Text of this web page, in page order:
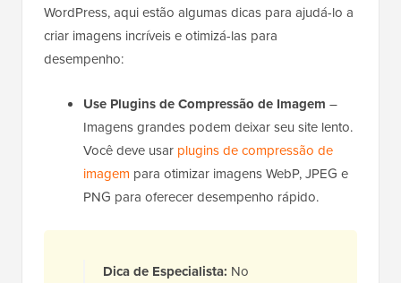
WordPress, aqui estão algumas dicas para ajudá-lo a
criar imagens incríveis e otimizá-las para
desempenho:
Use Plugins de Compressão de Imagem –
Imagens grandes podem deixar seu site lento.
Você deve usar plugins de compressão de
imagem para otimizar imagens WebP, JPEG e
PNG para oferecer desempenho rápido.
Dica de Especialista: No